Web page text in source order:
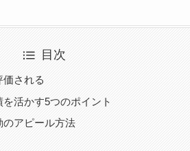
目次
される
活かす5つのポイント
のアピール方法